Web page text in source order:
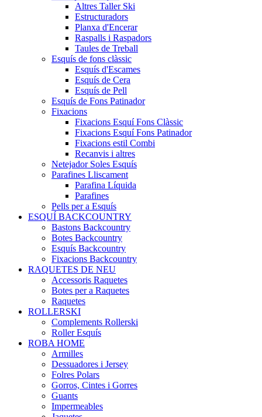
Altres Taller Ski
Estructuradors
Planxa d'Encerar
Raspalls i Raspadors
Taules de Treball
Esquís de fons clàssic
Esquís d'Escames
Esquís de Cera
Esquís de Pell
Esquís de Fons Patinador
Fixacions
Fixacions Esquí Fons Clàssic
Fixacions Esquí Fons Patinador
Fixacions estil Combi
Recanvis i altres
Netejador Soles Esquís
Parafines Lliscament
Parafina Líquida
Parafines
Pells per a Esquís
ESQUÍ BACKCOUNTRY
Bastons Backcountry
Botes Backcountry
Esquís Backcountry
Fixacions Backcountry
RAQUETES DE NEU
Accessoris Raquetes
Botes per a Raquetes
Raquetes
ROLLERSKI
Complements Rollerski
Roller Esquís
ROBA HOME
Armilles
Dessuadores i Jersey
Folres Polars
Gorros, Cintes i Gorres
Guants
Impermeables